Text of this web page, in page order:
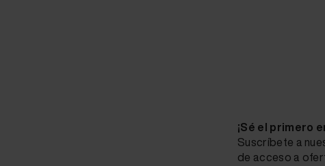
¡Sé el primero
Suscríbete a
de acceso a